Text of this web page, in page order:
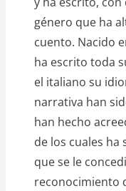
género que ha
cuento. Nacido
ha escrito toda
el italiano su
narrativa han
han hecho
de los cuales ha
que se le
reconocimiento